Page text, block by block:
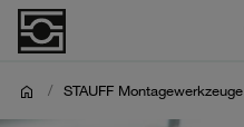
/ STAUFF Montagewerkzeuge